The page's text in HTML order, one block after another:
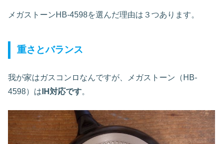
メガストーンHB-4598を選んだ理由は３つあります。
重さとバランス
我が家はガスコンロなんですが、メガストーン（HB-
4598）は IH対応です。